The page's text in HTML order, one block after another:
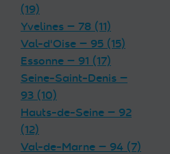
(19)
Yvelines — 78 (11)
Val-d'Oise — 95 (15)
Essonne — 91 (17)
Seine-Saint-Denis —
93 (10)
Hauts-de-Seine — 92
(12)
Val-de-Marne — 94 (7)